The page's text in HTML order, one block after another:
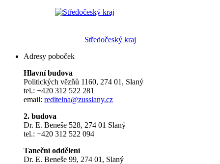
Středočeský kraj
Adresy poboček
Hlavní budova
Politických vězňů 1160, 274 01, Slaný
tel.: +420 312 522 281
email: reditelna@zusslany.cz
2. budova
Dr. E. Beneše 528, 274 01 Slaný
tel.: +420 312 522 094
Taneční oddělení
Dr. E. Beneše 99, 274 01, Slaný